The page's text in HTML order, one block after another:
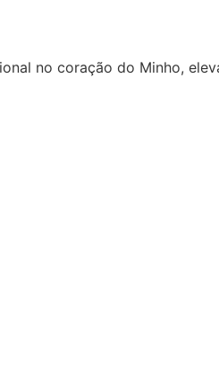
no coração do Minho,